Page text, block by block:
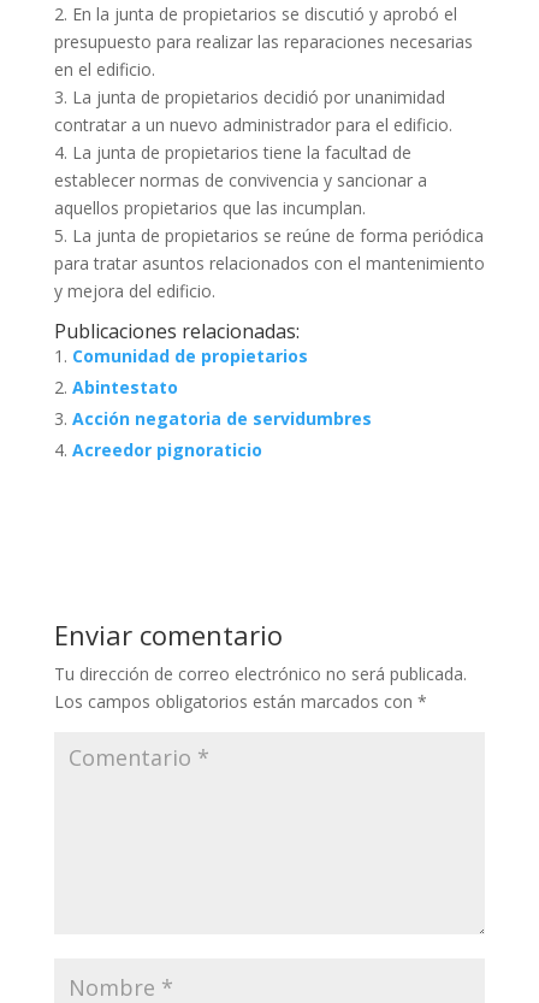
2. En la junta de propietarios se discutió y aprobó el
presupuesto para realizar las reparaciones necesarias
en el edificio.
3. La junta de propietarios decidió por unanimidad
contratar a un nuevo administrador para el edificio.
4. La junta de propietarios tiene la facultad de
establecer normas de convivencia y sancionar a
aquellos propietarios que las incumplan.
5. La junta de propietarios se reúne de forma periódica
para tratar asuntos relacionados con el mantenimiento
y mejora del edificio.
Publicaciones relacionadas:
Comunidad de propietarios
Abintestato
Acción negatoria de servidumbres
Acreedor pignoraticio
Enviar comentario
Tu dirección de correo electrónico no será publicada.
Los campos obligatorios están marcados con *